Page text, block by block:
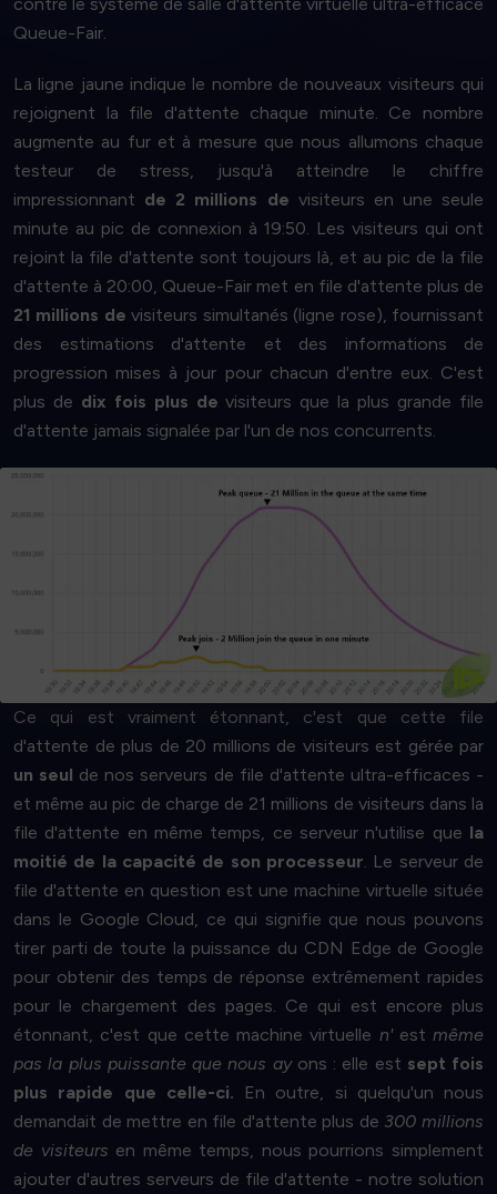
Queue-Fair.
La ligne jaune indique le nombre de nouveaux visiteurs qui
rejoignent la file d'attente chaque minute. Ce nombre
augmente au fur et à mesure que nous allumons chaque
testeur de stress, jusqu'à atteindre le chiffre
impressionnant de 2 millions de visiteurs en une seule
minute au pic de connexion à 19:50. Les visiteurs qui ont
rejoint la file d'attente sont toujours là, et au pic de la file
d'attente à 20:00, Queue-Fair met en file d'attente plus de
21 millions de visiteurs simultanés (ligne rose), fournissant
des estimations d'attente et des informations de
progression mises à jour pour chacun d'entre eux. C'est
plus de dix fois plus de visiteurs que la plus grande file
d'attente jamais signalée par l'un de nos concurrents.
⧐
Nous savons que ce tableau n'est pas
forcément sexy pour tout le monde.
Si vous aimez l'informatique ultra-performante, la
protection de l'environnement ou les économies pour
, croyez-nous, c'est magnifique !
Commencez
Ce qui est vraiment étonnant, c'est que cette file
d'attente de plus de 20 millions de visiteurs est gérée par
un seul de nos serveurs de file d'attente ultra-efficaces -
et même au pic de charge de 21 millions de visiteurs dans la
file d'attente en même temps, ce serveur n'utilise que la
moitié de la capacité de son processeur. Le serveur de
file d'attente en question est une machine virtuelle située
dans le Google Cloud, ce qui signifie que nous pouvons
tirer parti de toute la puissance du CDN Edge de Google
pour obtenir des temps de réponse extrêmement rapides
pour le chargement des pages. Ce qui est encore plus
étonnant, c'est que cette machine virtuelle n'est même
pas la plus puissante que nous ayons : elle est sept fois
plus rapide que celle-ci. En outre, si quelqu'un nous
demandait de mettre en file d'attente plus de 300 millions
de visiteurs en même temps, nous pourrions simplement
ajouter d'autres serveurs de file d'attente - notre solution